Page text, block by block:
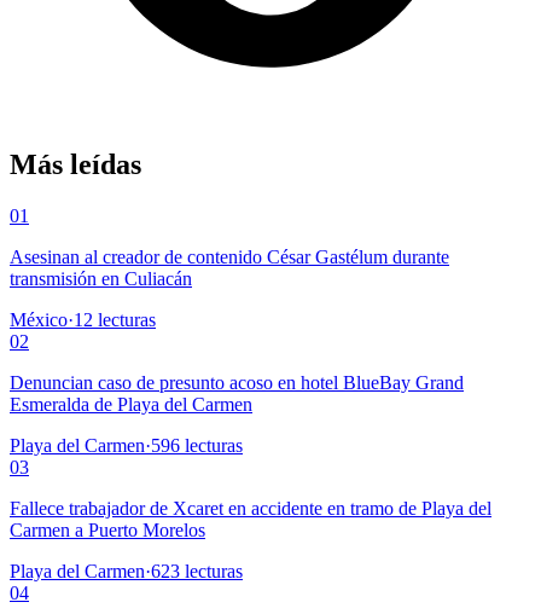
Más leídas
01
Asesinan al creador de contenido César Gastélum durante
transmisión en Culiacán
México·12 lecturas
02
Denuncian caso de presunto acoso en hotel BlueBay Grand
Esmeralda de Playa del Carmen
Playa del Carmen·596 lecturas
03
Fallece trabajador de Xcaret en accidente en tramo de Playa del
Carmen a Puerto Morelos
Playa del Carmen·623 lecturas
04